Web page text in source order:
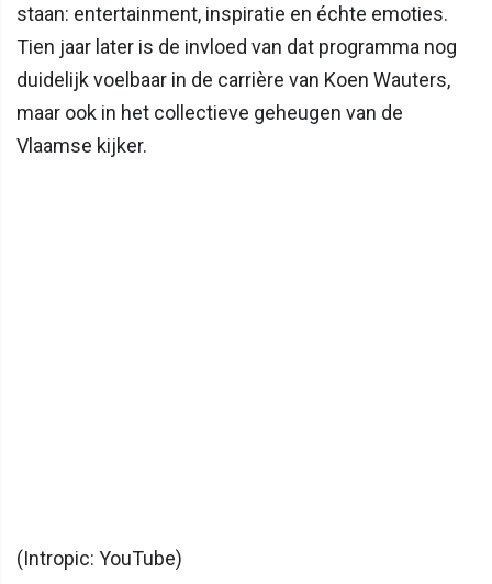
staan: entertainment, inspiratie en échte emoties.
Tien jaar later is de invloed van dat programma nog
duidelijk voelbaar in de carrière van Koen Wauters,
maar ook in het collectieve geheugen van de
Vlaamse kijker.
(Intropic: YouTube)